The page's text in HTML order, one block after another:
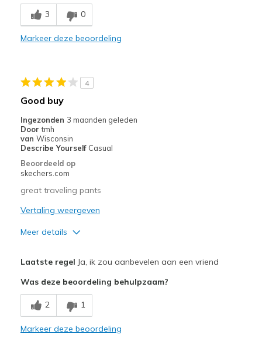
Comfortable
Durable
Travel
Width
Feels true to width
Sizing
3 0
Markeer deze beoordeling
4
Good buy
Ingezonden 3 maanden geleden
Door tmh
van Wisconsin
Describe Yourself Casual
Beoordeeld op
skechers.com
great traveling pants
Vertaling weergeven
Meer details
Durable
Stylish
Laatste regel Ja, ik zou aanbevelen aan een vriend
Was deze beoordeling behulpzaam?
2 1
Markeer deze beoordeling